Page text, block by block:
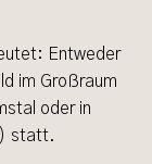
Entweder
im Großraum
oder in
statt.